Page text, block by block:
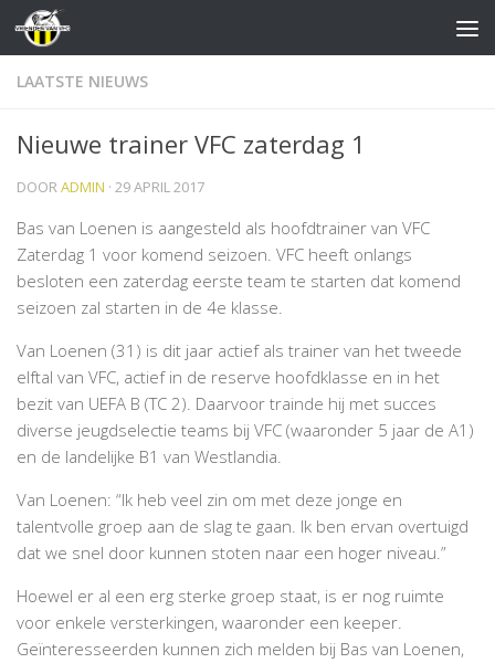
Doorgaan naar inhoud
LAATSTE NIEUWS
Nieuwe trainer VFC zaterdag 1
DOORADMIN · 29 APRIL 2017
Bas van Loenen is aangesteld als hoofdtrainer van VFC
Zaterdag 1 voor komend seizoen. VFC heeft onlangs
besloten een zaterdag eerste team te starten dat komend
seizoen zal starten in de 4e klasse.
Van Loenen (31) is dit jaar actief als trainer van het tweede
elftal van VFC, actief in de reserve hoofdklasse en in het
bezit van UEFA B (TC 2). Daarvoor trainde hij met succes
diverse jeugdselectie teams bij VFC (waaronder 5 jaar de A1)
en de landelijke B1 van Westlandia.
Van Loenen: “Ik heb veel zin om met deze jonge en
talentvolle groep aan de slag te gaan. Ik ben ervan overtuigd
dat we snel door kunnen stoten naar een hoger niveau.”
Hoewel er al een erg sterke groep staat, is er nog ruimte
voor enkele versterkingen, waaronder een keeper.
Geïnteresseerden kunnen zich melden bij Bas van Loenen,